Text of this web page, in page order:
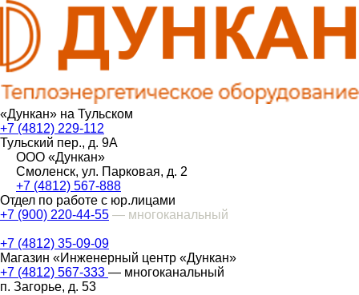
«Дункан» на Тульском
+7 (4812) 229-112
Тульский пер., д. 9А
ООО «Дункан»
Смоленск, ул. Парковая, д. 2
+7 (4812) 567-888
Отдел по работе с юр.лицами
+7 (900) 220-44-55 — многоканальный
+7 (4812) 35-09-09
Магазин «Инженерный центр «Дункан»
+7 (4812) 567-333 — многоканальный
п. Загорье, д. 53